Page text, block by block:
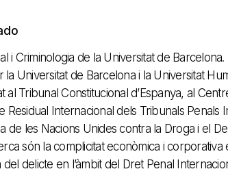
i Criminologia de la Universitat de
la Universitat de Barcelona i la Universitat
al Tribunal Constitucional d’Espanya, al
Residual Internacional dels Tribunals Penals
de les Nacions Unides contra la Droga i el
són la complicitat econòmica i corporativa
delicte en l’àmbit del Dret Penal